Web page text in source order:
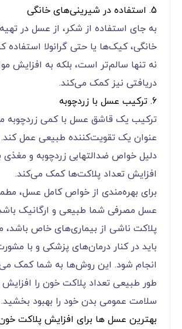
5. استفاده در شیرینی‌های خانگی
به جای استفاده از شکر، از عسل در
خانگی، کیک‌ها یا حتی گرانولا استفاده
نه تنها سالم‌تر است، بلکه به افزایش
دریافتی نیز کمک می‌کند.
6. ترکیب عسل با زردچوبه
ترکیب یک قاشق عسل با کمی زردچوبه
عنوان یک تقویت‌کننده طبیعی عمل کند.
دلیل خواص ضدالتهابی زردچوبه و
افزایش تعداد پلاکت‌ها کمک می‌کند.
برای بهره‌مندی از خواص کامل عسل،
عسل مصرفی شما طبیعی و ارگانیک
پلاکت ناشی از بیماری‌های خاص
باید در کنار درمان‌های پزشکی و با
انجام شود. این روش‌ها به شما کمک
طور طبیعی تعداد پلاکت خون را
سلامت عمومی بدن خود را بهبود بخشید.
بهترین عسل ها برای افزایش پلاکت